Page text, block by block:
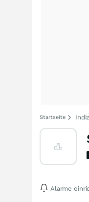
Startseite
Alarme